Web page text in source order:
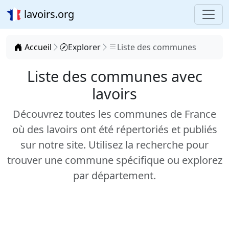
lavoirs.org
Accueil Explorer Liste des communes
Liste des communes avec
lavoirs
Découvrez toutes les communes de France
où des lavoirs ont été répertoriés et publiés
sur notre site. Utilisez la recherche pour
trouver une commune spécifique ou explorez
par département.